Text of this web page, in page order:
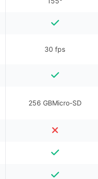
30 fps
256 GBMicro-SD